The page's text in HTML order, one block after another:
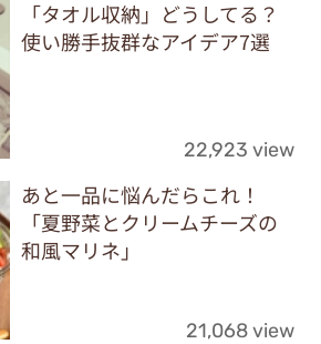
「タオル収納」どうしてる？
使い勝手抜群なアイデア7選
22,923 view
あと一品に悩んだらこれ！
「夏野菜とクリームチーズの
和風マリネ」
21,068 view